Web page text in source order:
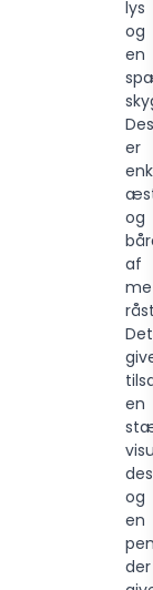
lys
og
en
er
og
af
Det
en
og
en
der